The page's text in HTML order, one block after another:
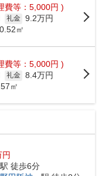
費等：5,000円 )
礼金 9.2万円
㎡
費等：5,000円 )
礼金 8.4万円
㎡
円
駅 徒歩6分